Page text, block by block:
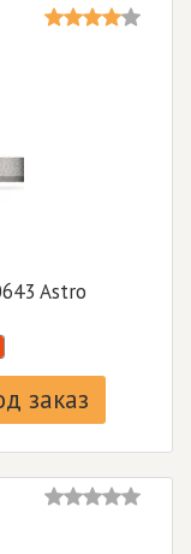
Astro
заказ